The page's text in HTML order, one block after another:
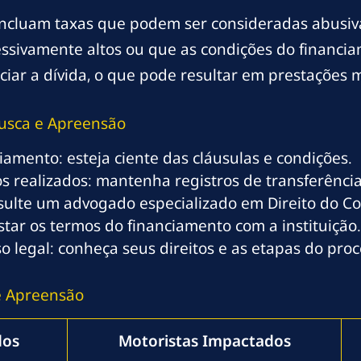
taxas que podem ser consideradas
altos ou que as condições do
a dívida, o que pode resultar em prestações
e Apreensão
esteja ciente das cláusulas e condições.
realizados: mantenha registros de
um advogado especializado em Direito do
os termos do financiamento com a instituição.
legal: conheça seus direitos e as etapas do
Apreensão
Motoristas Impactados